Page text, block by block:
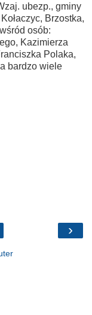
ubezp., gminy
Brzostka,
osób:
Kazimierza
Polaka,
bardzo wiele
›